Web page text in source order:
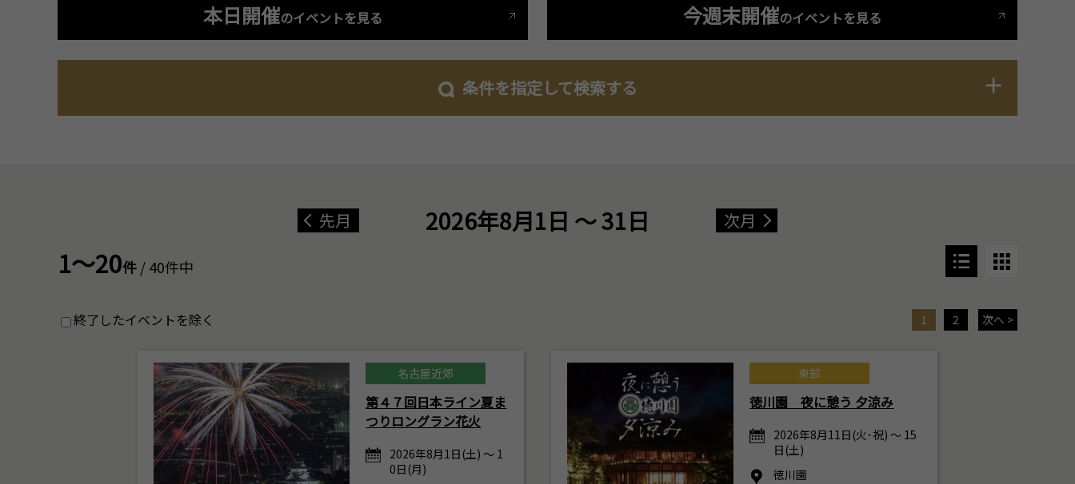
本日開催のイベントを見る 今週末開催のイベントを見る
条件を指定して検索する
先月 2026年8月1日 ～ 31日 次月
1～20件/ 40件中
終了したイベントを除く 1 2 次へ >
名古屋近郊
第４７回日本ライン夏ま
つりロングラン花火
2026年8月1日(土) ～ 1
0日(月)
東部
徳川園 夜に憩う 夕涼み
2026年8月11日(火･祝) ～ 15
日(土)
徳川園